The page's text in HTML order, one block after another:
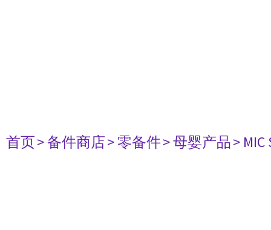
首页> 备件商店> 零备件> 母婴产品>